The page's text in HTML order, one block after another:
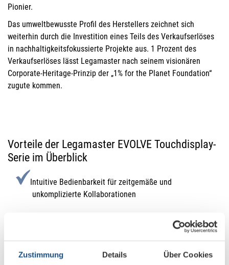
Zustimmung Details Über Cookies
Pionier.
Das umweltbewusste Profil des Herstellers zeichnet sich
weiterhin durch die Investition eines Teils des Verkaufserlöses
in nachhaltigkeitsfokussierte Projekte aus. 1 Prozent des
Verkaufserlöses lässt Legamaster nach seinem visionären
Corporate-Heritage-Prinzip der „1% for the Planet Foundation“
zugute kommen.
Vorteile der Legamaster EVOLVE Touchdisplay-
Serie im Überblick
Intuitive Bedienbarkeit für zeitgemäße und
unkomplizierte Kollaborationen
Exzellente Resistenz gegen Abnutzung der Touch-